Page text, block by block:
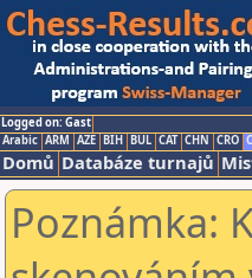
Logged on: Gast
Arabic ARM AZE BIH BUL CAT CHN CRO
Domů Databáze turnajů
Poznámka: